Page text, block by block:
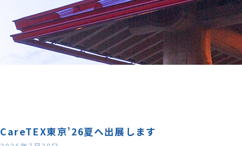
CareTEX東京’26夏へ出展します